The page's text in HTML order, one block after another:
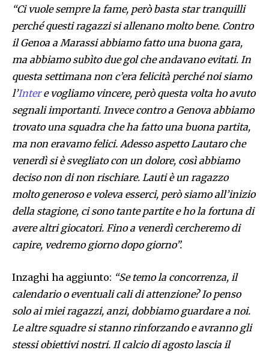
“Ci vuole sempre la fame, però basta star tranquilli
perché questi ragazzi si allenano molto bene. Contro
il Genoa a Marassi abbiamo fatto una buona gara,
ma abbiamo subìto due gol che andavano evitati. In
questa settimana non c’era felicità perché noi siamo
l’Intere vogliamo vincere, però questa volta ho avuto
segnali importanti. Invece contro a Genova abbiamo
trovato una squadra che ha fatto una buona partita,
ma non eravamo felici. Adesso aspetto Lautaro che
venerdì si è svegliato con un dolore, così abbiamo
deciso non di non rischiare. Lauti è un ragazzo
molto generoso e voleva esserci, però siamo all’inizio
della stagione, ci sono tante partite e ho la fortuna di
avere altri giocatori. Fino a venerdì cercheremo di
capire, vedremo giorno dopo giorno”.
Inzaghi ha aggiunto: “Se temo la concorrenza, il
calendario o eventuali cali di attenzione? Io penso
solo ai miei ragazzi, anzi, dobbiamo guardare a noi.
Le altre squadre si stanno rinforzando e avranno gli
stessi obiettivi nostri. Il calcio di agosto lascia il